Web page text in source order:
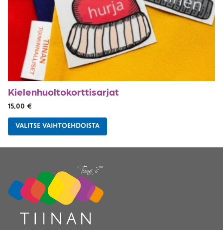
Kielenhuolto­korttisarjat
15,00 €
VALITSE VAIHTOEHDOISTA